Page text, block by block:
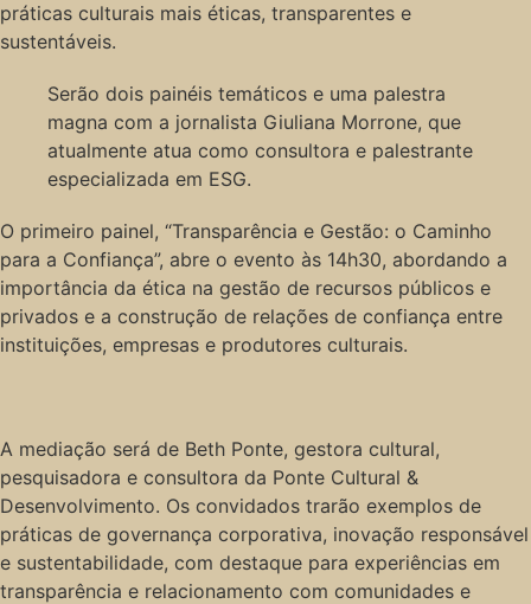
práticas culturais mais éticas, transparentes e
sustentáveis.
Serão dois painéis temáticos e uma palestra
magna com a jornalista Giuliana Morrone, que
atualmente atua como consultora e palestrante
especializada em ESG.
O primeiro painel, “Transparência e Gestão: o Caminho
para a Confiança”, abre o evento às 14h30, abordando a
importância da ética na gestão de recursos públicos e
privados e a construção de relações de confiança entre
instituições, empresas e produtores culturais.
A mediação será de Beth Ponte, gestora cultural,
pesquisadora e consultora da Ponte Cultural &
Desenvolvimento. Os convidados trarão exemplos de
práticas de governança corporativa, inovação responsável
e sustentabilidade, com destaque para experiências em
transparência e relacionamento com comunidades e